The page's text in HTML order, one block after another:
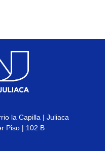
la Capilla | Juliaca
Piso | 102 B